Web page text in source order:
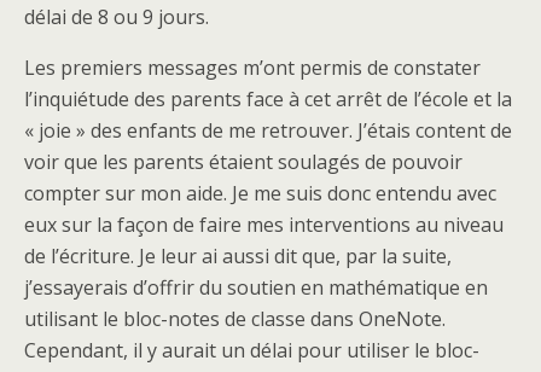
délai de 8 ou 9 jours.
Les premiers messages m’ont permis de constater
l’inquiétude des parents face à cet arrêt de l’école et la
« joie » des enfants de me retrouver. J’étais content de
voir que les parents étaient soulagés de pouvoir
compter sur mon aide. Je me suis donc entendu avec
eux sur la façon de faire mes interventions au niveau
de l’écriture. Je leur ai aussi dit que, par la suite,
j’essayerais d’offrir du soutien en mathématique en
utilisant le bloc-notes de classe dans OneNote.
Cependant, il y aurait un délai pour utiliser le bloc-